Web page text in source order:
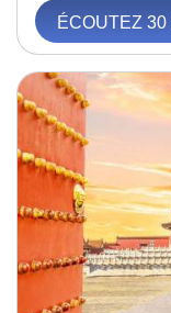
ÉCOUTEZ